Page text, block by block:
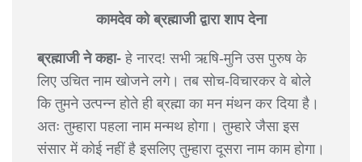
कामदेव को ब्रह्माजी द्वारा शाप देना
ब्रह्माजी ने कहा- हे नारद! सभी ऋषि-मुनि उस पुरुष के
लिए उचित नाम खोजने लगे। तब सोच-विचारकर वे बोले
कि तुमने उत्पन्न होते ही ब्रह्मा का मन मंथन कर दिया है।
अतः तुम्हारा पहला नाम मन्मथ होगा। तुम्हारे जैसा इस
संसार में कोई नहीं है इसलिए तुम्हारा दूसरा नाम काम होगा।